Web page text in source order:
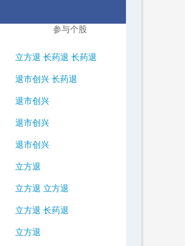
参与个股
立方退 长药退 长药退
退市创兴 长药退
退市创兴
退市创兴
退市创兴
立方退
立方退 立方退
立方退 长药退
立方退